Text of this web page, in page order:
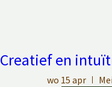
Creatief en
wo 15 apr